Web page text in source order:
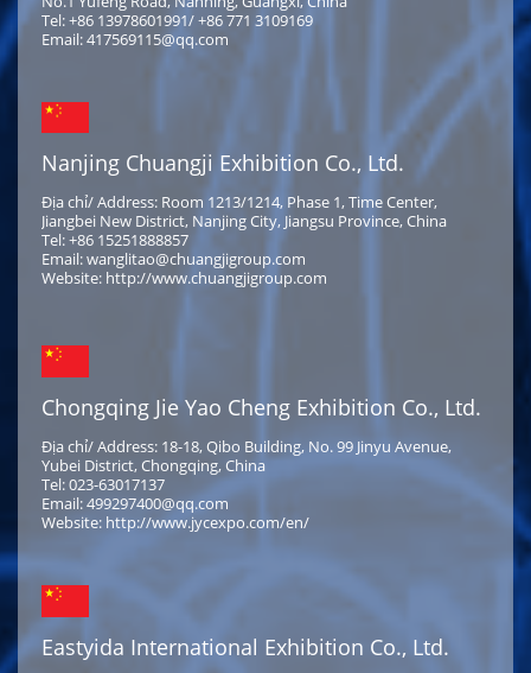
Tel: +86 13978601991/ +86 771 3109169
Email: 417569115@qq.com
Nanjing Chuangji Exhibition Co., Ltd.
Địa chỉ/ Address: Room 1213/1214, Phase 1, Time Center,
Jiangbei New District, Nanjing City, Jiangsu Province, China
Tel: +86 15251888857
Email: wanglitao@chuangjigroup.com
Website: http://www.chuangjigroup.com
Chongqing Jie Yao Cheng Exhibition Co., Ltd.
Địa chỉ/ Address: 18-18, Qibo Building, No. 99 Jinyu Avenue,
Yubei District, Chongqing, China
Tel: 023-63017137
Email: 499297400@qq.com
Website: http://www.jycexpo.com/en/
Eastyida International Exhibition Co., Ltd.